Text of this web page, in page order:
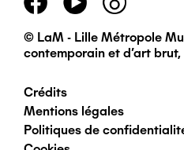
principal
© LaM - Lille Métropole
contemporain et d'art brut,
Pied
de
Crédits
Mentions légales
Politiques de